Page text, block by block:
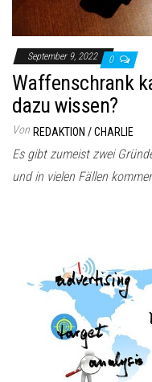
September 9, 2022 0
Waffenschrank
dazu wissen?
Von REDAKTION / CHARLIE
Es gibt zumeist zwei
und in vielen Fällen